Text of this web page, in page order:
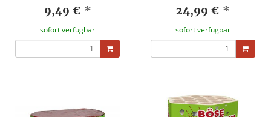
9,49 € *
sofort verfügbar
24,99 € *
sofort verfügbar